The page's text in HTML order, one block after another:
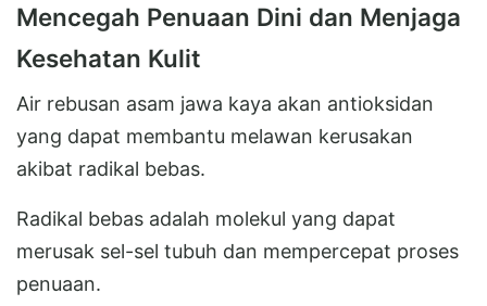
Mencegah Penuaan Dini dan Menjaga
Kesehatan Kulit
Air rebusan asam jawa kaya akan antioksidan
yang dapat membantu melawan kerusakan
akibat radikal bebas.
Radikal bebas adalah molekul yang dapat
merusak sel-sel tubuh dan mempercepat proses
penuaan.